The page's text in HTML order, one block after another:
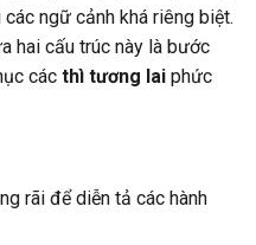
ngữ cảnh khá riêng biệt.
hai cấu trúc này là bước
các thì tương lai phức
rãi để diễn tả các hành